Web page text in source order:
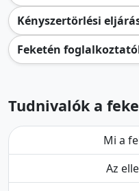
Kényszertörlési
Feketén
Tudnivalók a
Mi a
Az